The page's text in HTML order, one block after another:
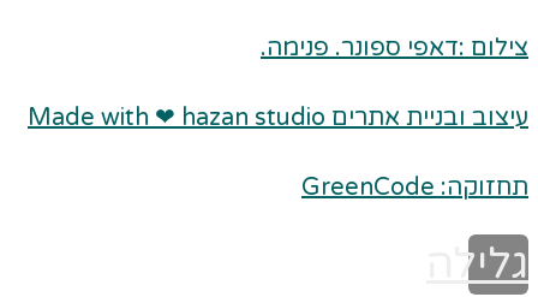
צילום :דאפי ספונר. פנימה.
עיצוב ובניית אתרים Made with ❤ hazan studio
תחזוקה: GreenCode
גלילה